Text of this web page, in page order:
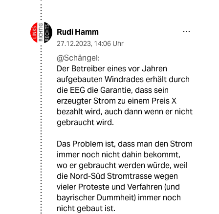
Rudi Hamm
27.12.2023, 14:06 Uhr
@Schängel:
Der Betreiber eines vor Jahren
aufgebauten Windrades erhält durch
die EEG die Garantie, dass sein
erzeugter Strom zu einem Preis X
bezahlt wird, auch dann wenn er nicht
gebraucht wird.
Das Problem ist, dass man den Strom
immer noch nicht dahin bekommt,
wo er gebraucht werden würde, weil
die Nord-Süd Stromtrasse wegen
vieler Proteste und Verfahren (und
bayrischer Dummheit) immer noch
nicht gebaut ist.